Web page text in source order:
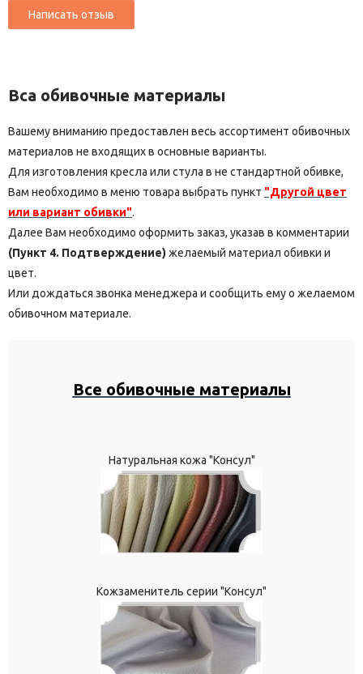
Вса обивочные материалы
Вашему вниманию предоставлен весь ассортимент обивочных
материалов не входящих в основные варианты.
Для изготовления кресла или стула в не стандартной обивке,
Вам необходимо в меню товара выбрать пункт "Другой цвет
или вариант обивки".
Далее Вам необходимо оформить заказ, указав в комментарии
(Пункт 4. Подтверждение) желаемый материал обивки и
цвет.
Или дождаться звонка менеджера и сообщить ему о желаемом
обивочном материале.
Все обивочные материалы
Натуральная кожа "Консул"
Кожзаменитель серии "Консул"